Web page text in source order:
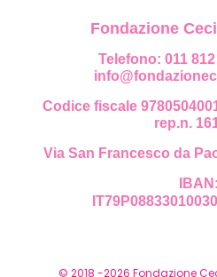
Fondazione
Telefono: 011
Codice fiscale
rep.n.
Via San Francesco da
IBAN:
© 2018 -2026 Fondazione